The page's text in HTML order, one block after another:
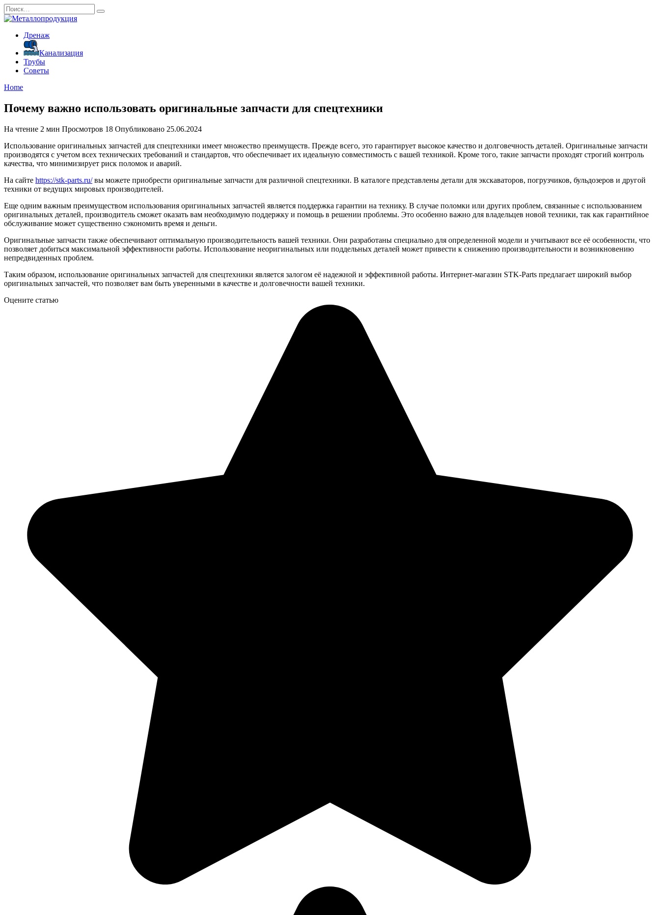
Перейти
к
содержанию
Search
for:
Дренаж
Канализация
Трубы
Советы
Home
Почему важно использовать оригинальные запчасти для спецтехники
На чтение 2 мин Просмотров 18 Опубликовано 25.06.2024
Использование оригинальных запчастей для спецтехники имеет множество преимуществ. Прежде всего, это гарантирует высокое качество и долговечность деталей. Оригинальные запчасти
производятся с учетом всех технических требований и стандартов, что обеспечивает их идеальную совместимость с вашей техникой. Кроме того, такие запчасти проходят строгий контроль
качества, что минимизирует риск поломок и аварий.
На сайте https://stk-parts.ru/вы можете приобрести оригинальные запчасти для различной спецтехники. В каталоге представлены детали для экскаваторов, погрузчиков, бульдозеров и другой
техники от ведущих мировых производителей.
Еще одним важным преимуществом использования оригинальных запчастей является поддержка гарантии на технику. В случае поломки или других проблем, связанные с использованием
оригинальных деталей, производитель сможет оказать вам необходимую поддержку и помощь в решении проблемы. Это особенно важно для владельцев новой техники, так как гарантийное
обслуживание может существенно сэкономить время и деньги.
Оригинальные запчасти также обеспечивают оптимальную производительность вашей техники. Они разработаны специально для определенной модели и учитывают все её особенности, что
позволяет добиться максимальной эффективности работы. Использование неоригинальных или поддельных деталей может привести к снижению производительности и возникновению
непредвиденных проблем.
Таким образом, использование оригинальных запчастей для спецтехники является залогом её надежной и эффективной работы. Интернет-магазин STK-Parts предлагает широкий выбор
оригинальных запчастей, что позволяет вам быть уверенными в качестве и долговечности вашей техники.
Оцените статью